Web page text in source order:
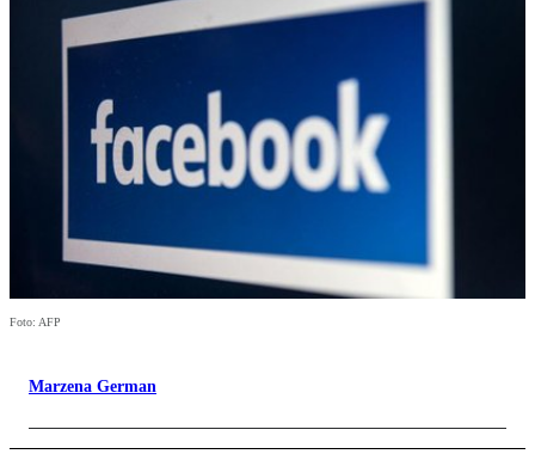
Foto: AFP
Marzena German